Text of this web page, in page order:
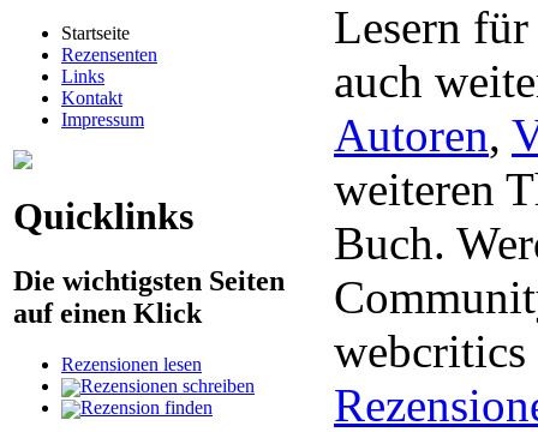
Startseite
Rezensenten
Links
Kontakt
Impressum
Quicklinks
Die wichtigsten Seiten
auf einen Klick
Rezensionen lesen
Rezensionen schreiben
Rezension finden
Lesern für
auch
Autoren,
weiteren
Buch.